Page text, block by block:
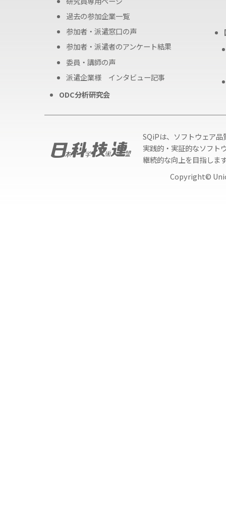
過去の参加企業一覧
参加者・派遣窓口の声
参加者・派遣者のアンケート結果
委員・講師の声
派遣企業様 インタビュー記事
ODC分析研究会
SQiPは、ソフトウェア
実践的・実証的なソフト
継続的な向上を目指しま
Copyright©